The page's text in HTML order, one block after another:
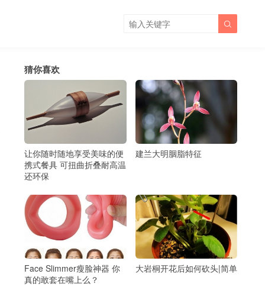

猜你喜欢
让你随时随地享受美味的便
携式餐具 可扭曲折叠耐高温
还环保
建兰大明胭脂特征
Face Slimmer瘦脸神器 你
真的敢套在嘴上么？
大岩桐开花后如何砍头|简单